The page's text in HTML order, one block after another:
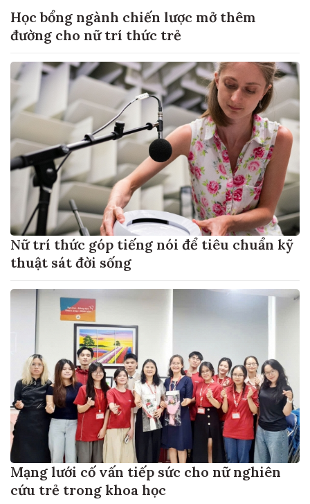
Học bổng ngành chiến lược mở thêm
đường cho nữ trí thức trẻ
Nữ trí thức góp tiếng nói để tiêu chuẩn kỹ
thuật sát đời sống
Mạng lưới cố vấn tiếp sức cho nữ nghiên
cứu trẻ trong khoa học